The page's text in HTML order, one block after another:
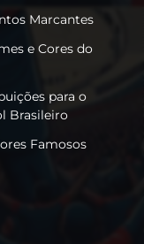
Marcantes
e Cores do
para o
Brasileiro
Famosos